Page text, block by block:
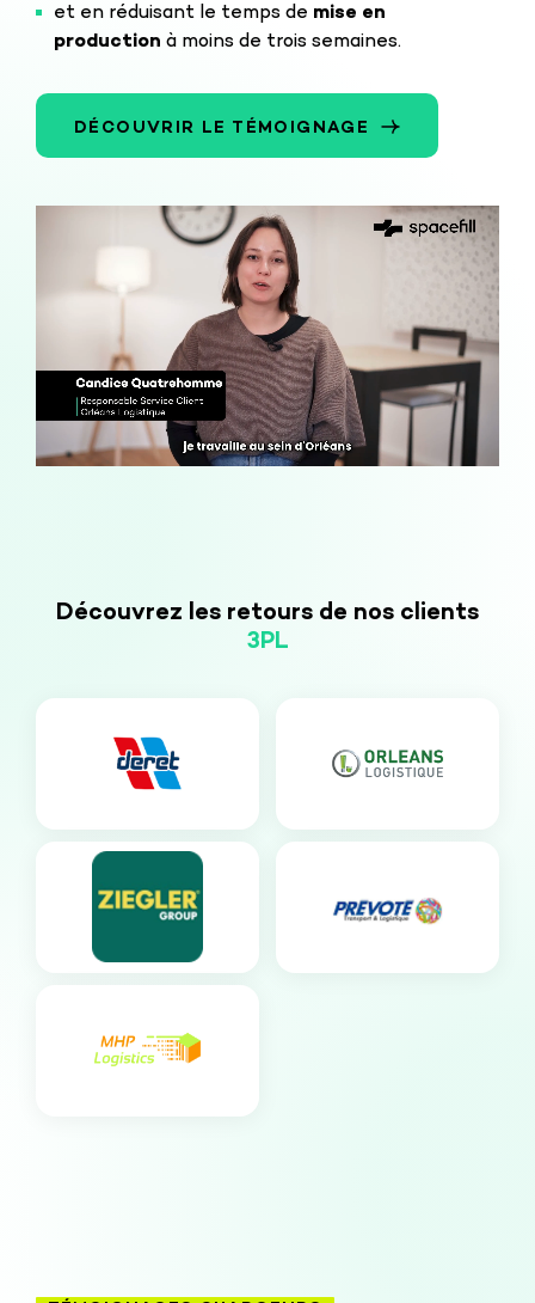
et en réduisant le temps de mise en
production à moins de trois semaines.
DÉCOUVRIR LE TÉMOIGNAGE
Découvrez les retours de nos clients
3PL